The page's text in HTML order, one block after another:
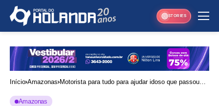
STORIES
Início Amazonas Motorista para tudo para ajudar idoso que passou
Amazonas